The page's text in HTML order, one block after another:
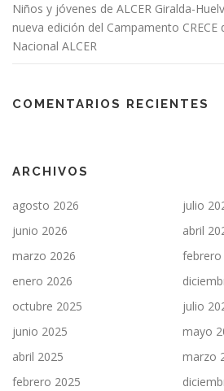
Niños y jóvenes de ALCER Giralda-
nueva edición del Campamento CRECE
Nacional ALCER
COMENTARIOS RECIENTES
ARCHIVOS
agosto 2026
julio
junio 2026
abril
marzo 2026
febrero
enero 2026
octubre 2025
julio
junio 2025
mayo
abril 2025
marzo
febrero 2025